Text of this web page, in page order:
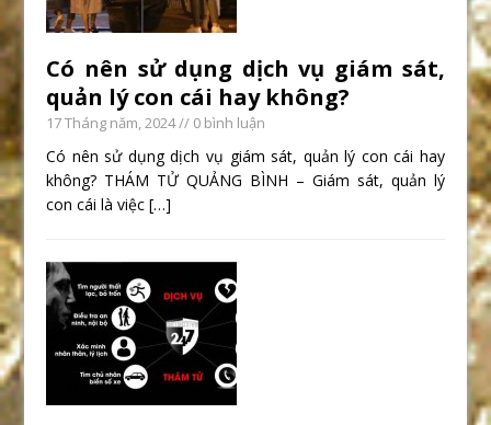
Có nên sử dụng dịch vụ giám sát,
quản lý con cái hay không?
17 Tháng năm, 2024// 0 bình luận
Có nên sử dụng dịch vụ giám sát, quản lý con cái hay
không? THÁM TỬ QUẢNG BÌNH – Giám sát, quản lý
con cái là việc[…]